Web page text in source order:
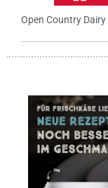
Open Country